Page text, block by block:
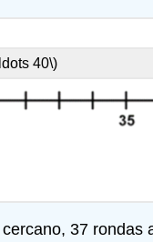
40\)
37 rondas